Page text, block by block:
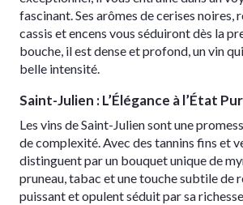
fascinant. Ses arômes de cerises noires,
cassis et encens vous séduiront dès la
bouche, il est dense et profond, un vin
belle intensité.
Saint-Julien : L’Élégance à l’État Pur
Les vins de Saint-Julien sont une
de complexité. Avec des tannins fins et
distinguent par un bouquet unique de
pruneau, tabac et une touche subtile de
puissant et opulent séduit par sa